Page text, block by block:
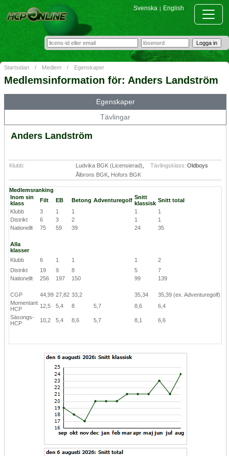
Svenska | English
Startsidan / Medlem / Egenskaper
Medlemsinformation för: Anders Landström
Egenskaper
Tävlingar
Anders Landström
Klubb: Ludvika BGK (Licensierad)
Ålbrons BGK Hofors BGK
Tävlingsklass: Oldboys
Medlemsranking
Inom sin
klass
Filt EB Betong Adventuregolf Snitt
klassisk Snitt total
Klubb
3 1 1 1
1
Distrikt
6 3 2 1
1
Nationellt
75 59 39 24 35
Alla
klasser
Klubb
6 1 1 1
2
Distrikt
19 9 8 5
7
Nationellt
256 197 150 99 139
CGP 44,99 27,82 33,2 35,34 35,39 (ex. Adventuregolf)
Momentant
HCP
12,5 5,4 8 5,7 8,6
6,4
Säsongs-
HCP
10,2 5,4 8,6 5,7 8,1 6,6